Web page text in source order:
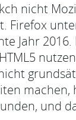
nicht
Firefox
Jahr
und